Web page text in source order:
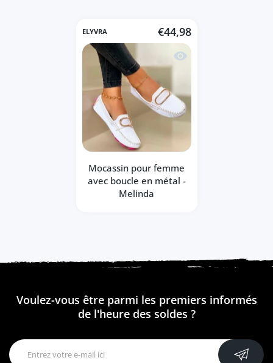
ELYVRA €44,98
Aperçu rapide
Mocassin pour femme
avec boucle en métal -
Melinda
Voulez-vous être parmi les premiers informés
de l'heure des soldes ?